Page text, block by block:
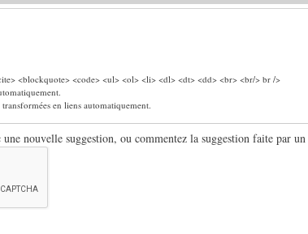
<blockquote> <code> <ul> <ol> <li> <dl> <dt> <dd> <br> <br/> br />
en liens automatiquement.
nouvelle suggestion, ou commentez la suggestion faite par